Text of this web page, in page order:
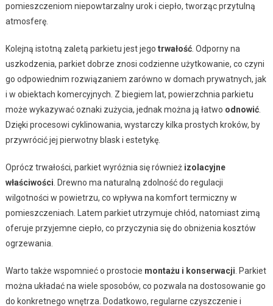
pomieszczeniom niepowtarzalny urok i ciepło, tworząc przytulną
atmosferę.
Kolejną istotną zaletą parkietu jest jego trwałość. Odporny na
uszkodzenia, parkiet dobrze znosi codzienne użytkowanie, co czyni
go odpowiednim rozwiązaniem zarówno w domach prywatnych, jak
i w obiektach komercyjnych. Z biegiem lat, powierzchnia parkietu
może wykazywać oznaki zużycia, jednak można ją łatwo odnowić.
Dzięki procesowi cyklinowania, wystarczy kilka prostych kroków, by
przywrócić jej pierwotny blask i estetykę.
Oprócz trwałości, parkiet wyróżnia się również izolacyjne
właściwości . Drewno ma naturalną zdolność do regulacji
wilgotności w powietrzu, co wpływa na komfort termiczny w
pomieszczeniach. Latem parkiet utrzymuje chłód, natomiast zimą
oferuje przyjemne ciepło, co przyczynia się do obniżenia kosztów
ogrzewania.
Warto także wspomnieć o prostocie montażu i konserwacji . Parkiet
można układać na wiele sposobów, co pozwala na dostosowanie go
do konkretnego wnętrza. Dodatkowo, regularne czyszczenie i